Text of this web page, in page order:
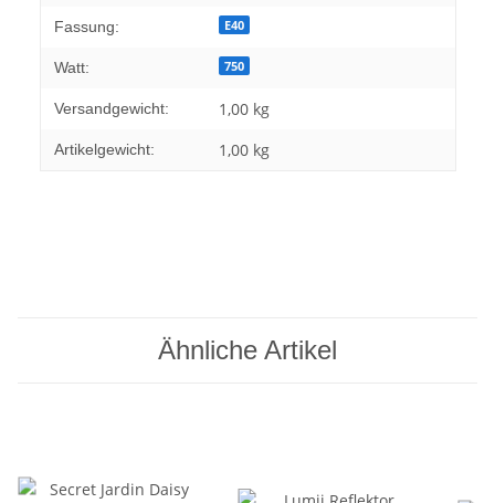
Fassung: E40
Watt: 750
Versandgewicht: 1,00 kg
Artikelgewicht: 1,00 kg
Ähnliche Artikel